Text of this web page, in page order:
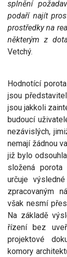
splnění
podaří najít
prostředky na
některým z
Vetchý.
Hodnotící
jsou
jsou jakkoli
budoucí
nezávislých,
nemají žádnou
již bylo
složená porota
určuje
zpracovaným
však nesmí
Na základě
řízení bez
projektové
komory